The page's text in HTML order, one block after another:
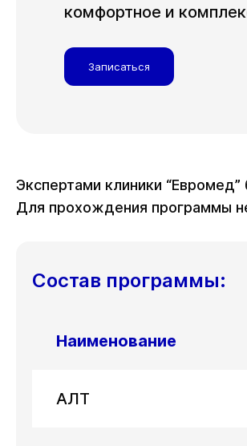
комфортное и
Записаться
Экспертами клиники
Для прохождения программы
Состав программы:
Наименование
АЛТ